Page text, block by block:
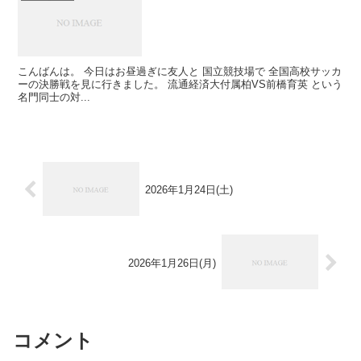
こんばんは。 今日はお昼過ぎに友人と 国立競技場で 全国高校サッカ
ーの決勝戦を見に行きました。 流通経済大付属柏VS前橋育英 という
名門同士の対...
2026年1月24日(土)
2026年1月26日(月)
コメント